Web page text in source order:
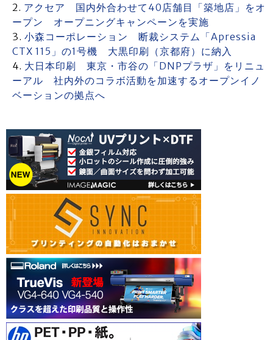
アクセア 国内外合わせて40店舗目「築地店」をオ
ープン オープニングキャンペーンを実施
小森コーポレーション 断裁システム「Apressia
CTX 115」の1号機 大黒印刷（京都府）に納入
大日本印刷 東京・市谷の「DNPプラザ」をリニュ
ーアル 社内外のコラボ活動を加速するオープンイノ
ベーションの拠点へ